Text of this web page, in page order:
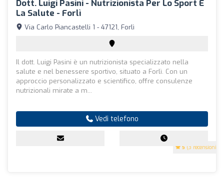
Dott. Luigi Pasini - Nutrizionista Per Lo Sport E
La Salute - Forlì
5 (3 recensioni)
Via Carlo Piancastelli 1 - 47121, Forlì
Il dott. Luigi Pasini è un nutrizionista specializzato nella
salute e nel benessere sportivo, situato a Forlì. Con un
approccio personalizzato e scientifico, offre consulenze
nutrizionali mirate a m...
Vedi telefono